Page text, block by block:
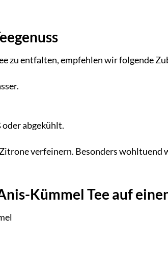
zu entfalten, empfehlen wir folgende
oder abgekühlt.
verfeinern. Besonders wohltuend
Kümmel Tee auf